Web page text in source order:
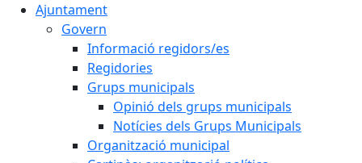
Ajuntament
Govern
Informació regidors/es
Regidories
Grups municipals
Opinió dels grups municipals
Notícies dels Grups Municipals
Organització municipal